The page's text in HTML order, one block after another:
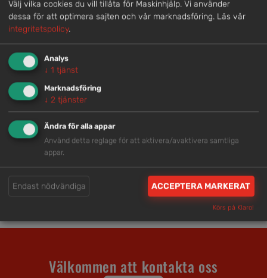
Snabb service
Trygg rådgivning
Våra hjälpsamma medarbetare är experter inom
branschen.
Brett och samlat utbud
Vi har en välsorterad maskinpark med hög
tillgänglighet.
Välkommen att kontakta oss
Välj vilka cookies du vill tillåta för Maskinhjälp. Vi använder
dessa för att optimera sajten och vår marknadsföring. Läs vår
integritetspolicy.
Analys
↓ 1 tjänst
Marknadsföring
↓ 2 tjänster
Ändra för alla appar
Använd detta reglage för att aktivera/avaktivera samtliga
appar.
Endast nödvändiga ACCEPTERA MARKERAT
Körs på Klaro!